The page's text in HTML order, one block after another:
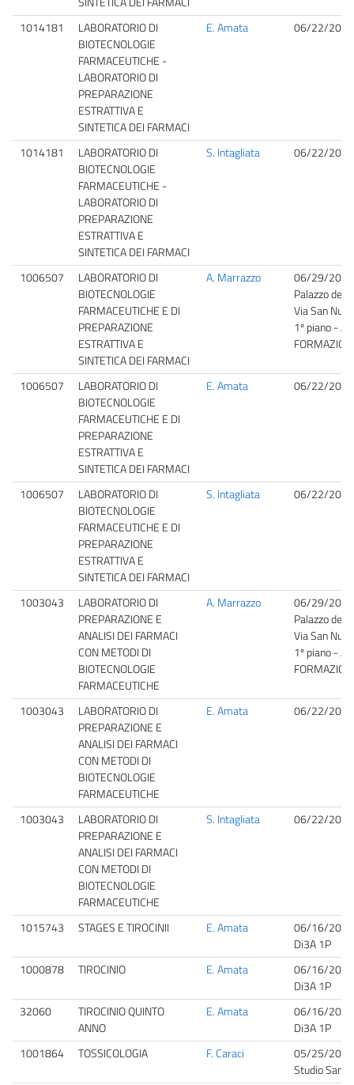
1014181
LABORATORIO DI
BIOTECNOLOGIE
FARMACEUTICHE -
LABORATORIO DI
PREPARAZIONE
ESTRATTIVA E
SINTETICA DEI FARMACI
E. Amata 06/22/
1014181
LABORATORIO DI
BIOTECNOLOGIE
FARMACEUTICHE -
LABORATORIO DI
PREPARAZIONE
ESTRATTIVA E
SINTETICA DEI FARMACI
S. Intagliata 06/22/
1006507
LABORATORIO DI
BIOTECNOLOGIE
FARMACEUTICHE E DI
PREPARAZIONE
ESTRATTIVA E
SINTETICA DEI FARMACI
A. Marrazzo
06/29/
Palazzo
Via San
1º piano -
1006507
LABORATORIO DI
BIOTECNOLOGIE
FARMACEUTICHE E DI
PREPARAZIONE
ESTRATTIVA E
SINTETICA DEI FARMACI
E. Amata 06/22/
1006507
LABORATORIO DI
BIOTECNOLOGIE
FARMACEUTICHE E DI
PREPARAZIONE
ESTRATTIVA E
SINTETICA DEI FARMACI
S. Intagliata 06/22/
1003043
LABORATORIO DI
PREPARAZIONE E
ANALISI DEI FARMACI
CON METODI DI
BIOTECNOLOGIE
FARMACEUTICHE
A. Marrazzo
06/29/
Palazzo
Via San
1º piano -
1003043
LABORATORIO DI
PREPARAZIONE E
ANALISI DEI FARMACI
CON METODI DI
BIOTECNOLOGIE
FARMACEUTICHE
E. Amata 06/22/
1003043
LABORATORIO DI
PREPARAZIONE E
ANALISI DEI FARMACI
CON METODI DI
BIOTECNOLOGIE
FARMACEUTICHE
S. Intagliata 06/22/
1015743 STAGES E TIROCINII E. Amata
06/16/
Di3A 1P
1000878
TIROCINIO E. Amata
06/16/
Di3A 1P
32060
TIROCINIO QUINTO
ANNO
E. Amata
06/16/
Di3A 1P
1001864
TOSSICOLOGIA F. Caraci
05/25/
Studio San